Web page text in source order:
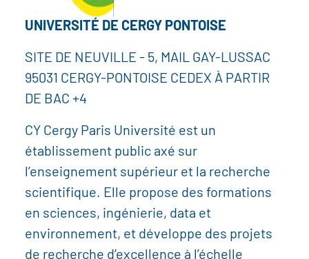
UNIVERSITÉ DE CERGY PONTOISE
SITE DE NEUVILLE - 5, MAIL GAY-LUSSAC
95031 CERGY-PONTOISE CEDEX À PARTIR
DE BAC +4
CY Cergy Paris Université est un
établissement public axé sur
l’enseignement supérieur et la recherche
scientifique. Elle propose des formations
en sciences, ingénierie, data et
environnement, et développe des projets
de recherche d’excellence à l’échelle